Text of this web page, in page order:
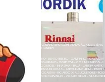
A GÁS , CONSERTO, MANUTENÇÃO, INSTALAÇÃO ASSISTÊNCIA
LOJA A HONORIO GURGEL RIO DE JANEIRO
NORTE
- ANCHIETA - BARROS FILHO - BENTO RIBEIRO - CAMPINHO -
- COLÉGIO - COMPLEXO DO ALEMÃO - CORDOVIL - COSTA BARROS -
RAINHA - GUADALUPE - HONÓRIO GURGEL - INHAÚMA - IRAJÁ - JARDIM
HERMES - OSVALDO CRUZ - PARADA DE LUCAS - PARQUE ANCHIETA -
CIRCULAR - QUINTINO BOCAIÚVA - RICARDO DE ALBUQUERQUE -
- TURIAÇÚ - VAZ LOBO - VICENTE DE CARVALHO - VIGÁRIO GERAL - VILA DA
ALEGRE